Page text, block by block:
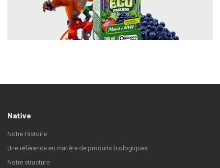
Native
Notre Histoire
Une référence en matière de produits biologiques
Notre structure